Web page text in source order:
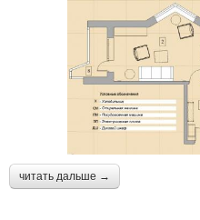
читать дальше →